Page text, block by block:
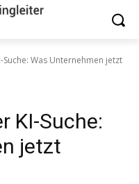
Was Unternehmen jetzt
KI-Suche:
jetzt